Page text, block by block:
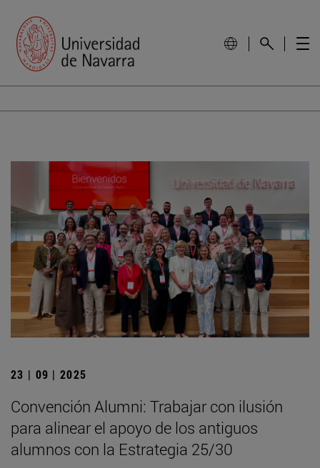
23 | 09 | 2025
Convención Alumni: Trabajar con ilusión
para alinear el apoyo de los antiguos
alumnos con la Estrategia 25/30